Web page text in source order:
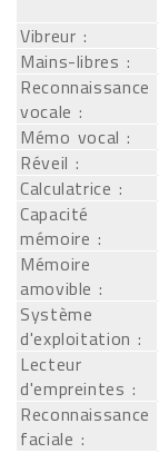
Vibreur :
Mains-libres :
Reconnaissance
vocale :
Mémo vocal :
Réveil :
Calculatrice :
Capacité
mémoire :
Mémoire
amovible :
Système
d'exploitation :
Lecteur
d'empreintes :
Reconnaissance
faciale :